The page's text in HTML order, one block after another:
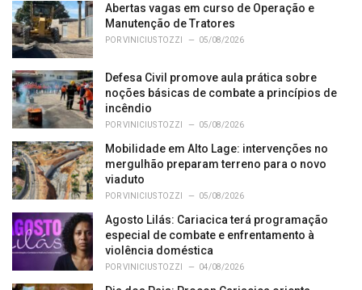
:
Abertas vagas em curso de Operação e
Manutenção de Tratores
PORVINICIUS TOZZI 05/08/2026
Defesa Civil promove aula prática sobre
noções básicas de combate a princípios de
incêndio
PORVINICIUS TOZZI 05/08/2026
Mobilidade em Alto Lage: intervenções no
mergulhão preparam terreno para o novo
viaduto
PORVINICIUS TOZZI 05/08/2026
Agosto Lilás: Cariacica terá programação
especial de combate e enfrentamento à
violência doméstica
PORVINICIUS TOZZI 04/08/2026